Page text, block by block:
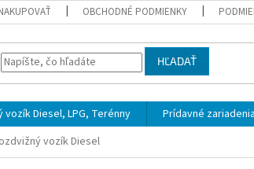
OBCHODNÉ PODMIENKY
HĽADAŤ
vozík Diesel, LPG, Terénny Prídavné zariadenia
vozík Diesel